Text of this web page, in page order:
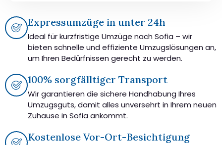
Expressumzüge in unter 24h
Ideal für kurzfristige Umzüge nach Sofia – wir
bieten schnelle und effiziente Umzugslösungen an,
um Ihren Bedürfnissen gerecht zu werden.
100% sorgfälltiger Transport
Wir garantieren die sichere Handhabung Ihres
Umzugsguts, damit alles unversehrt in Ihrem neuen
Zuhause in Sofia ankommt.
Kostenlose Vor-Ort-Besichtigung